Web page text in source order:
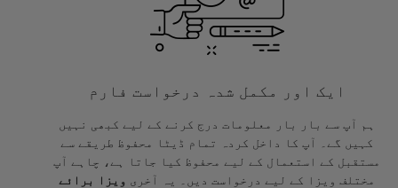
ایک اور مکمل شدہ درخواست فارم
ہم آپ سے بار بار معلومات درج کرنے کے لیے کبھی نہیں
کہیں گے۔ آپ کا داخل کردہ تمام ڈیٹا محفوظ طریقے سے
مستقبل کے استعمال کے لیے محفوظ کیا جاتا ہے، چاہے آپ
مختلف ویزا کے لیے درخواست دیں۔ یہ آخری ویزا برائے